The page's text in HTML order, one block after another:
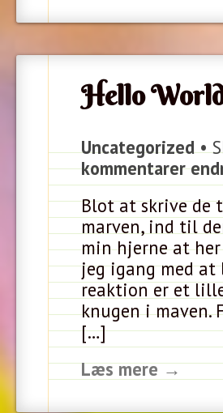
Hello
Uncategorized•
kommentarer
Blot at skrive
marven, ind til
min hjerne at her
jeg igang med at
reaktion er et
knugen i maven.
[…]
Læs mere →